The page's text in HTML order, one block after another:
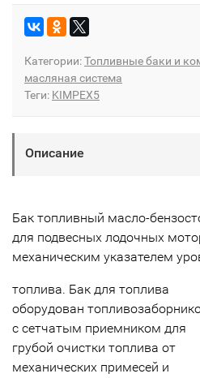
Категории:Топливные баки и
масляная система
Теги: KIMPEX5
Описание
Бак топливный масло-
для подвесных лодочных
механическим указателем
топлива. Бак для топлива
оборудован
с сетчатым приемником для
грубой очистки топлива от
механических примесей и